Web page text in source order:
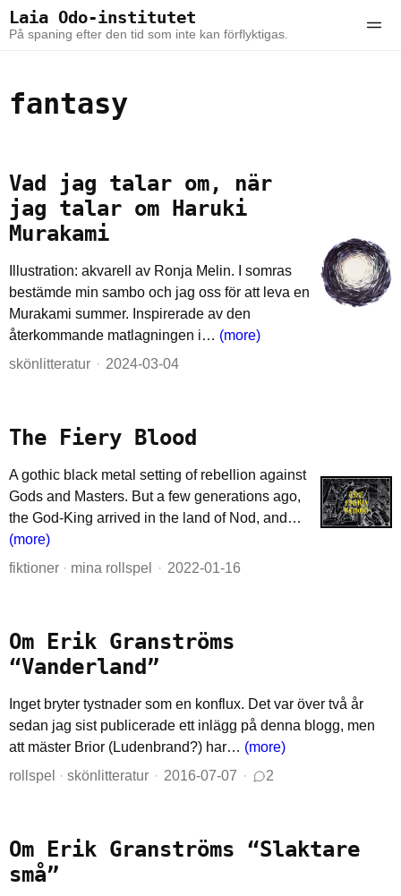
Skip to the content
Skip to the main menu
Laia Odo-institutet
På spaning efter den tid som inte kan förflyktigas.
fantasy
Vad jag talar om, när
jag talar om Haruki
Murakami
Illustration: akvarell av Ronja Melin. I somras
bestämde min sambo och jag oss för att leva en
Murakami summer. Inspirerade av den
återkommande matlagningen i… (more)
skönlitteratur
2024-03-04
The Fiery Blood
A gothic black metal setting of rebellion against
Gods and Masters. But a few generations ago,
the God-King arrived in the land of Nod, and…
(more)
fiktioner · mina rollspel 2022-01-16
Om Erik Granströms
“Vanderland”
Inget bryter tystnader som en konflux. Det var över två år
sedan jag sist publicerade ett inlägg på denna blogg, men
att mäster Brior (Ludenbrand?) har… (more)
rollspel
· skönlitteratur 2016-07-07 2
Om Erik Granströms “Slaktare
små”